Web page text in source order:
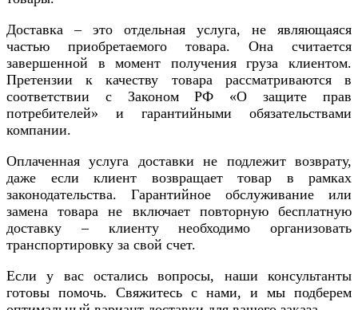
Доставка – это отдельная услуга, не являющаяся
частью приобретаемого товара. Она считается
завершенной в момент получения груза клиентом.
Претензии к качеству товара рассматриваются в
соответствии с Законом РФ «О защите прав
потребителей» и гарантийными обязательствами
компании.
Оплаченная услуга доставки не подлежит возврату,
даже если клиент возвращает товар в рамках
законодательства. Гарантийное обслуживание или
замена товара не включает повторную бесплатную
доставку – клиенту необходимо организовать
транспортировку за свой счет.
Если у вас остались вопросы, наши консультанты
готовы помочь. Свяжитесь с нами, и мы подберем